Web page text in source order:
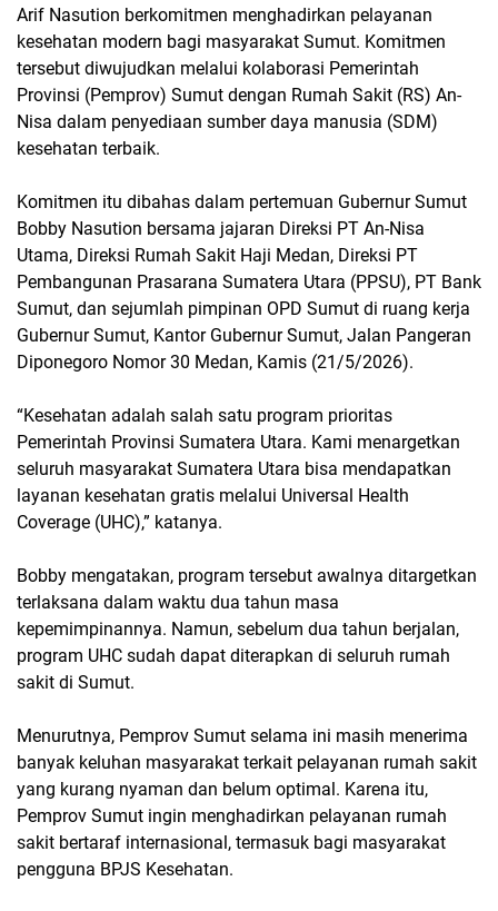
Arif Nasution berkomitmen menghadirkan pelayanan
kesehatan modern bagi masyarakat Sumut. Komitmen
tersebut diwujudkan melalui kolaborasi Pemerintah
Provinsi (Pemprov) Sumut dengan Rumah Sakit (RS) An-
Nisa dalam penyediaan sumber daya manusia (SDM)
kesehatan terbaik.
Komitmen itu dibahas dalam pertemuan Gubernur Sumut
Bobby Nasution bersama jajaran Direksi PT An-Nisa
Utama, Direksi Rumah Sakit Haji Medan, Direksi PT
Pembangunan Prasarana Sumatera Utara (PPSU), PT Bank
Sumut, dan sejumlah pimpinan OPD Sumut di ruang kerja
Gubernur Sumut, Kantor Gubernur Sumut, Jalan Pangeran
Diponegoro Nomor 30 Medan, Kamis (21/5/2026).
“Kesehatan adalah salah satu program prioritas
Pemerintah Provinsi Sumatera Utara. Kami menargetkan
seluruh masyarakat Sumatera Utara bisa mendapatkan
layanan kesehatan gratis melalui Universal Health
Coverage (UHC),” katanya.
Bobby mengatakan, program tersebut awalnya ditargetkan
terlaksana dalam waktu dua tahun masa
kepemimpinannya. Namun, sebelum dua tahun berjalan,
program UHC sudah dapat diterapkan di seluruh rumah
sakit di Sumut.
Menurutnya, Pemprov Sumut selama ini masih menerima
banyak keluhan masyarakat terkait pelayanan rumah sakit
yang kurang nyaman dan belum optimal. Karena itu,
Pemprov Sumut ingin menghadirkan pelayanan rumah
sakit bertaraf internasional, termasuk bagi masyarakat
pengguna BPJS Kesehatan.